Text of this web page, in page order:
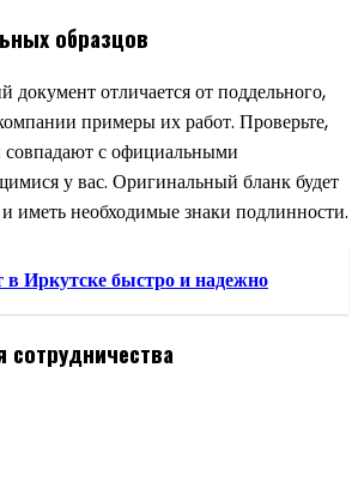
образцов
документ отличается от поддельного,
примеры их работ. Проверьте,
совпадают с официальными
у вас. Оригинальный бланк будет
иметь необходимые знаки подлинности.
в Иркутске быстро и надежно
сотрудничества